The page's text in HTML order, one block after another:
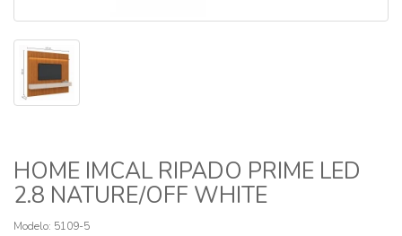
HOME IMCAL RIPADO PRIME LED
2.8 NATURE/OFF WHITE
Modelo: 5109-5